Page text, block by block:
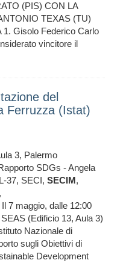
(PIS) CON LA
TEXAS (TU)
Gisolo Federico Carlo
vincitore il
del
Ferruzza (Istat)
3, Palermo
SDGs - Angela
37, SECI, SECIM,
7 maggio, dalle 12:00
(Edificio 13, Aula 3)
Nazionale di
sugli Obiettivi di
Development